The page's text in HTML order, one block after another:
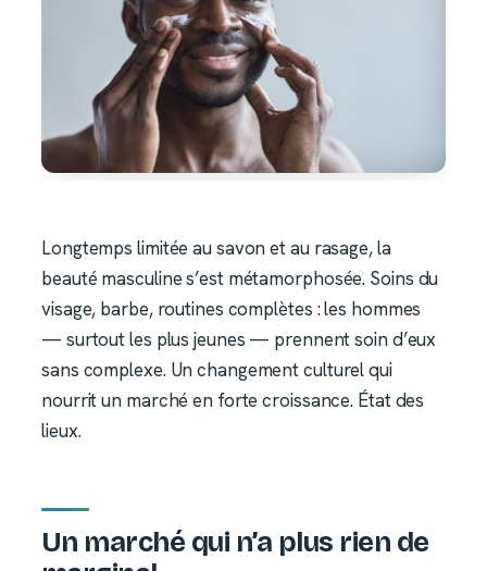
Longtemps limitée au savon et au rasage, la
beauté masculine s’est métamorphosée. Soins du
visage, barbe, routines complètes : les hommes
— surtout les plus jeunes — prennent soin d’eux
sans complexe. Un changement culturel qui
nourrit un marché en forte croissance. État des
lieux.
Un marché qui n’a plus rien de